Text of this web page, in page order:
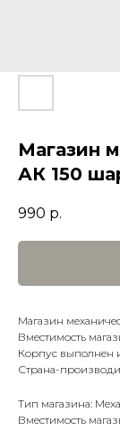
Магазин
АК 150
990 р.
Магазин
Вместимость
Корпус выполнен
Страна-
Тип магазина:
Вместимость